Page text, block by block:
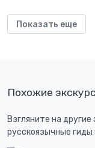
Показать еще
Похожие
Взгляните на
русскоязычные гиды